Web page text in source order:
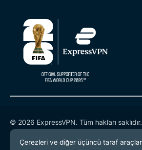
© 2026 ExpressVPN. Tüm hakları saklıdır.
Gizlilik Politikası
Hizmet Koşulları